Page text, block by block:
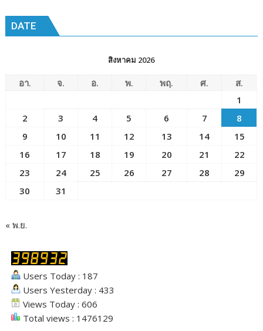
DATE
สิงหาคม 2026
อา. จ. อ. พ. พฤ. ศ.
ส.
1
2
3 4 5 6 7
8
9
10 11 12 13 14
15
16
17 18 19 20 21
22
23
24 25 26 27 28
29
30
31
« พ.ย.
Users Today : 187
Users Yesterday : 433
Views Today : 606
Total views : 1476129